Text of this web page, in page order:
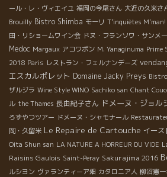
ール・レ・ヴィエイユ 福岡の今尾さん 大近の久米さ
Brouilly Bistro Shimba モーリ T'inquiètes M'man!
田・リショームワイン会 ドヌ・フランソワ・サンメ
Medoc Margaux アコワボン M. Yanaginuma Prime
2018 Paris レストラン・フェルナンデーズ
エスカルポレット Domaine Jacky Preys
ザルジラ Wine Style WINO Sachiko san Chant
ル the Thames 長由紀子さん ドメーヌ・ジョル
ろずやつツアー ドメーヌ・シャモナール
岡・久留米 Le Repaire de Cartouche イース
Oita Shun san LA NATURE A HORREUR DU VIDE
Raisins Gaulois Saint-Peray Sakurajima 2016
ルシヨン ヴァランティーア畑 カタロニア人 柳沼憲